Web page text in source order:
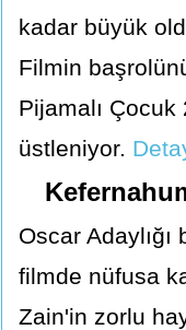
kadar büyük
Filmin
Pijamalı
üstleniyor.
Oscar Adaylığı
filmde nüfusa
Zain'in zorlu